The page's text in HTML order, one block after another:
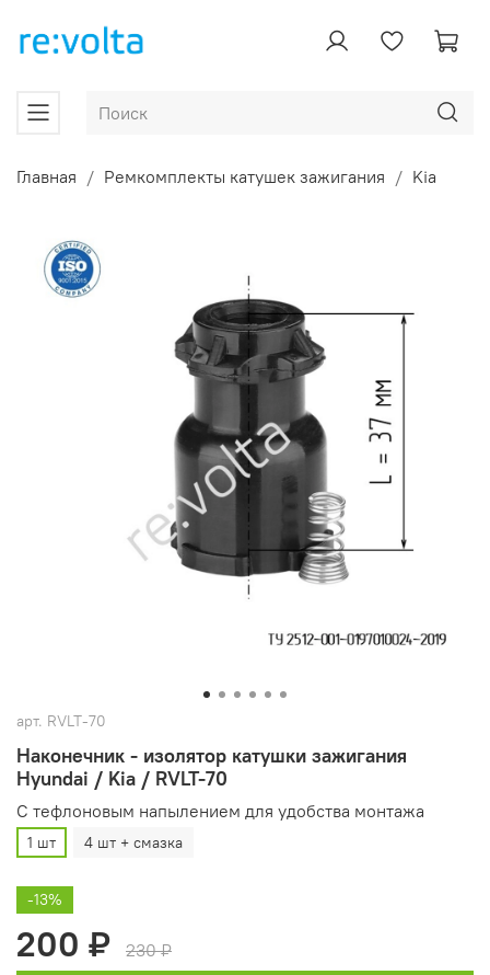
Главная Ремкомплекты катушек зажигания Kia
арт. RVLT-70
Наконечник - изолятор катушки зажигания
Hyundai / Kia / RVLT-70
С тефлоновым напылением для удобства монтажа
1 шт 4 шт + смазка
-13%
200 ₽
230 ₽